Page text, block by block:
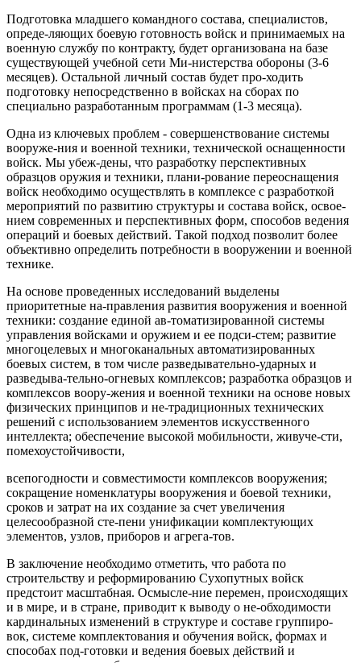
Подготовка младшего командного состава, специалистов,
опреде-ляющих боевую готовность войск и принимаемых на
военную службу по контракту, будет организована на базе
существующей учебной сети Ми-нистерства обороны (3-6
месяцев). Остальной личный состав будет про-ходить
подготовку непосредственно в войсках на сборах по
специально разработанным программам (1-3 месяца).
Одна из ключевых проблем - совершенствование системы
вооруже-ния и военной техники, технической оснащенности
войск. Мы убеж-дены, что разработку перспективных
образцов оружия и техники, плани-рование переоснащения
войск необходимо осуществлять в комплексе с разработкой
мероприятий по развитию структуры и состава войск, освое-
нием современных и перспективных форм, способов ведения
операций и боевых действий. Такой подход позволит более
объективно определить потребности в вооружении и военной
технике.
На основе проведенных исследований выделены
приоритетные на-правления развития вооружения и военной
техники: создание единой ав-томатизированной системы
управления войсками и оружием и ее подси-стем; развитие
многоцелевых и многоканальных автоматизированных
боевых систем, в том числе разведывательно-ударных и
разведыва-тельно-огневых комплексов; разработка образцов и
комплексов воору-жения и военной техники на основе новых
физических принципов и не-традиционных технических
решений с использованием элементов искусственного
интеллекта; обеспечение высокой мобильности, живуче-сти,
помехоустойчивости,
всепогодности и совместимости комплексов вооружения;
сокращение номенклатуры вооружения и боевой техники,
сроков и затрат на их создание за счет увеличения
целесообразной сте-пени унификации комплектующих
элементов, узлов, приборов и агрега-тов.
В заключение необходимо отметить, что работа по
строительству и реформированию Сухопутных войск
предстоит масштабная. Осмысле-ние перемен, происходящих
и в мире, и в стране, приводит к выводу о не-обходимости
кардинальных изменений в структуре и составе группиро-
вок, системе комплектования и обучения войск, формах и
способах под-готовки и ведения боевых действий и